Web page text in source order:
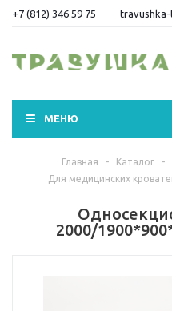
+7 (812) 346 59 75
МЕНЮ
Главная - Каталог -
Для медицинских
2000/